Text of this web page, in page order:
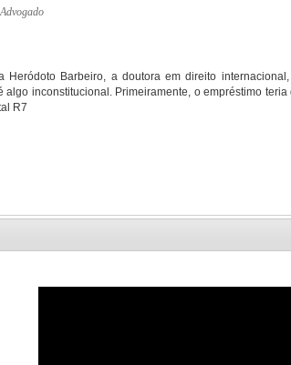
Heródoto Barbeiro, a doutora em direito
algo inconstitucional. Primeiramente, o empréstimo
R7